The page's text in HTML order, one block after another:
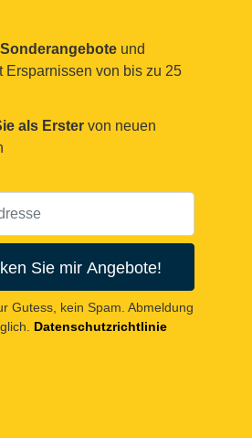
und
Ersparnissen von bis zu 25
als Erster von neuen
Sie mir Angebote!
Gutess, kein Spam. Abmeldung
Datenschutzrichtlinie